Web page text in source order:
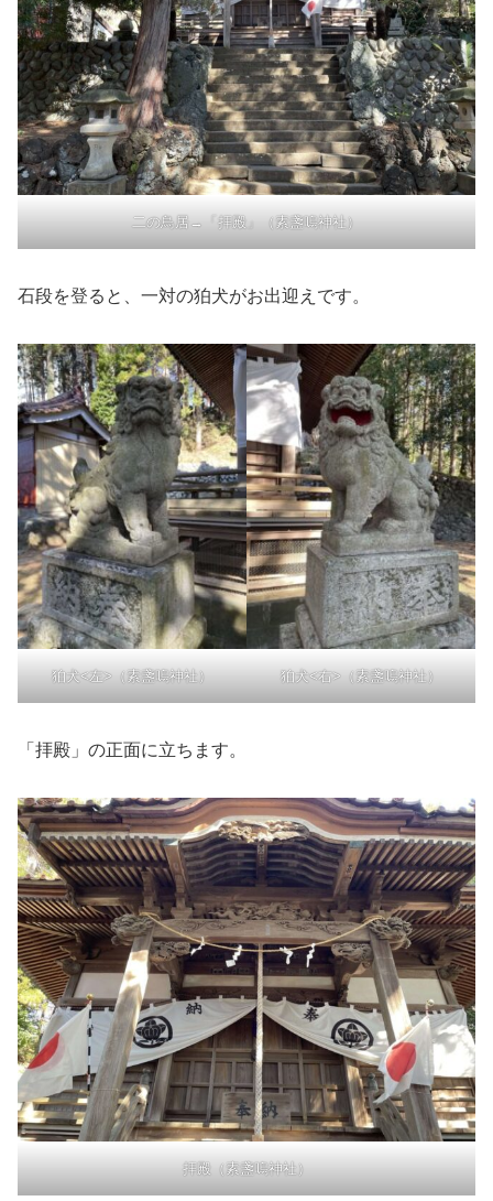
二の鳥居→「拝殿」（素盞嗚神社）
石段を登ると、一対の狛犬がお出迎えです。
狛犬<左>（素盞嗚神社） 狛犬<右>（素盞嗚神社）
「拝殿」の正面に立ちます。
拝殿（素盞嗚神社）